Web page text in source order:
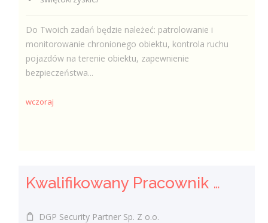
Do Twoich zadań będzie należeć: patrolowanie i
monitorowanie chronionego obiektu, kontrola ruchu
pojazdów na terenie obiektu, zapewnienie
bezpieczeństwa...
wczoraj
Kwalifikowany Pracownik / Kwalifikowana Pracowniczka Ochrony
DGP Security Partner Sp. Z o.o.